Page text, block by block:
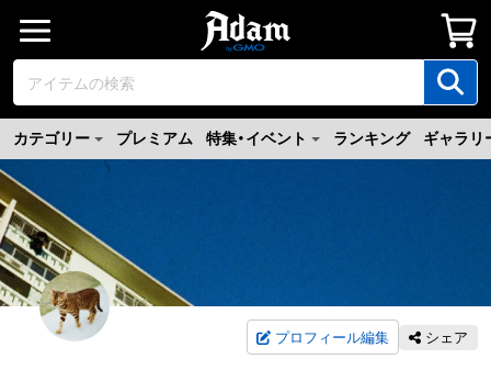
カテゴリー プレミアム 特集・イベント ランキング ギャラリ
プロフィール編集 シェア